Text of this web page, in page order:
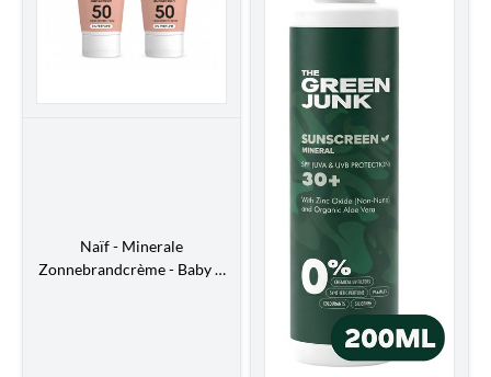
Naïf - Minerale
Zonnebrandcrème - Baby &